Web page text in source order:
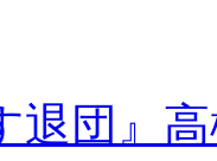
退団』